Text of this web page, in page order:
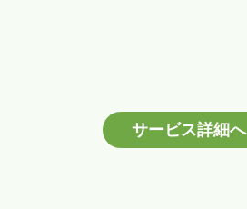
サービス詳細へ